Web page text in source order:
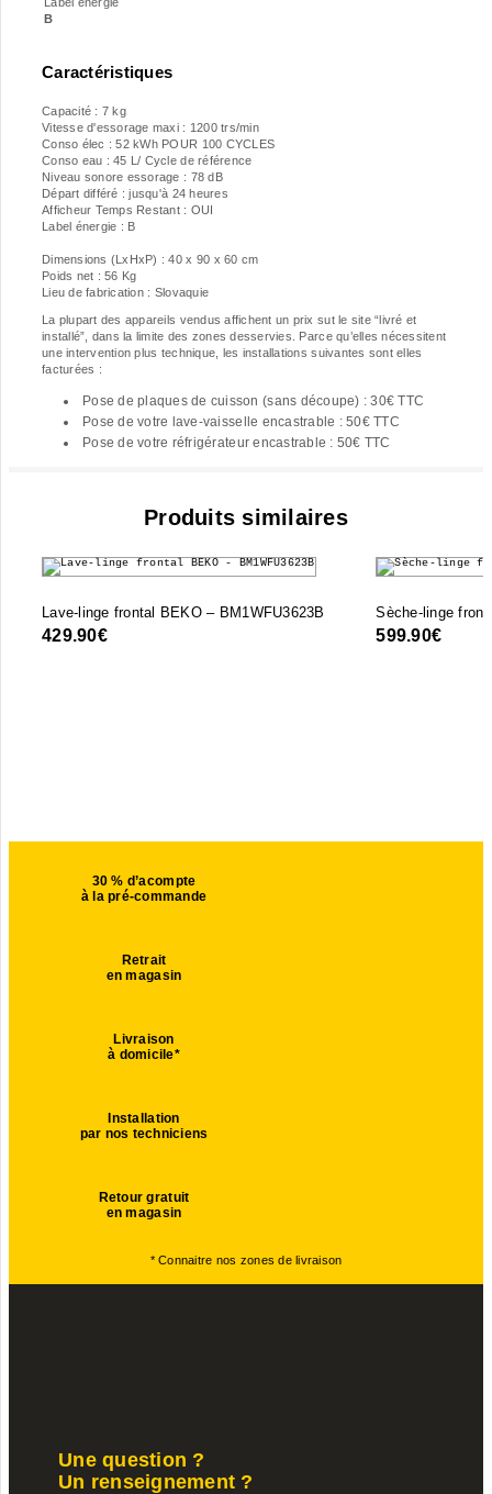
B
Caractéristiques
Capacité : 7 kg
Vitesse d'essorage maxi : 1200 trs/min
Conso élec : 52 kWh POUR 100 CYCLES
Conso eau : 45 L/ Cycle de référence
Niveau sonore essorage : 78 dB
Départ différé : jusqu'à 24 heures
Afficheur Temps Restant : OUI
Label énergie : B
Dimensions (LxHxP) : 40 x 90 x 60 cm
Poids net : 56 Kg
Lieu de fabrication : Slovaquie
La plupart des appareils vendus affichent un prix sut le site “livré et
installé”, dans la limite des zones desservies. Parce qu’elles nécessitent
une intervention plus technique, les installations suivantes sont elles
facturées :
Pose de plaques de cuisson (sans découpe) : 30€ TTC
Pose de votre lave-vaisselle encastrable : 50€ TTC
Pose de votre réfrigérateur encastrable : 50€ TTC
Produits similaires
Lave-linge frontal BEKO – BM1WFU3623B
429.90€
Sèche-linge
599.90€
30 % d’acompte
à la pré-commande
Retrait
en magasin
Livraison
à domicile*
Installation
par nos techniciens
Retour gratuit
en magasin
* Connaitre nos zones de livraison
Une question ?
Un renseignement ?